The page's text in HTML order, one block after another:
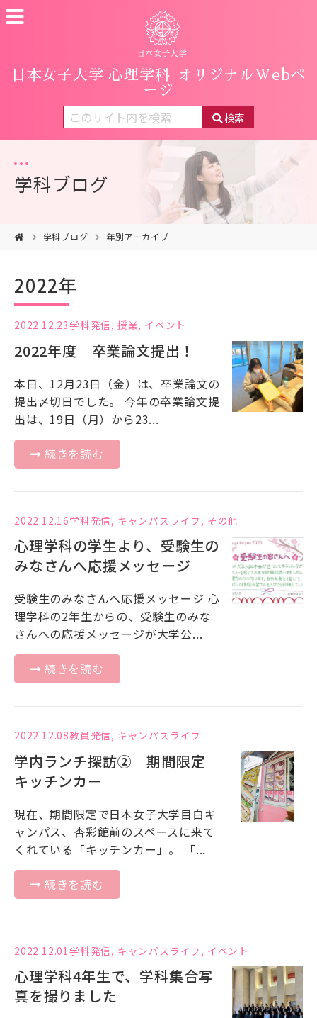
日本女子大学 心理学科
オリジナルWebペ
ージ
検索
学科ブログ
学科ブログ 年別アーカイブ
2022年
2022.12.23学科発信, 授業, イベント
2022年度 卒業論文提出！
本日、12月23日（金）は、卒業論文の
提出〆切日でした。 今年の卒業論文提
出は、19日（月）から23...
続きを読む
2022.12.16学科発信, キャンパスライフ , その他
心理学科の学生より、受験生の
みなさんへ応援メッセージ
受験生のみなさんへ応援メッセージ 心
理学科の2年生からの、受験生のみな
さんへの応援メッセージが大学公...
続きを読む
2022.12.08教員発信, キャンパスライフ
学内ランチ探訪② 期間限定
キッチンカー
現在、期間限定で日本女子大学目白キ
ャンパス、杏彩館前のスペースに来て
くれている「キッチンカー」。 「...
続きを読む
2022.12.01 学科発信, キャンパスライフ , イベント
心理学科4年生で、学科集合写
真を撮りました